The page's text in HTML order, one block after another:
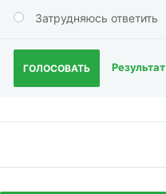
Затрудняюсь ответить
ГОЛОСОВАТЬ Результат